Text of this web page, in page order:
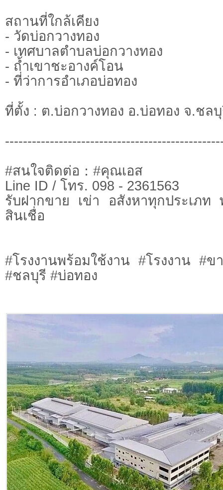
สถานที่ใกล้เคียง
- วัดบ่อกวางทอง
- เทศบาลตำบลบ่อกวางทอง
- ถ้ำเขาชะอางค์โอน
- ที่ว่าการอำเภอบ่อทอง
ที่ตั้ง : ต.บ่อกวางทอง อ.บ่อทอง จ.ชล
#สนใจติดต่อ：#คุณเอส
Line ID / โทร. 098 - 2361563
รับฝากขาย เข่า อสังหาทุกประเภท
สินเชื่อ
#โรงงานพร้อมใช้งาน #โรงงาน #ข
#ชลบุรี #บ่อทอง